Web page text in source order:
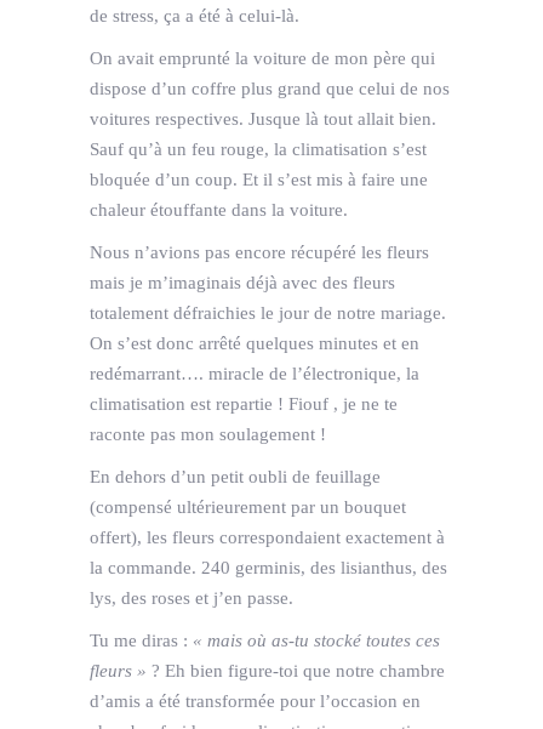
de stress, ça a été à celui-là.
On avait emprunté la voiture de mon père qui
dispose d’un coffre plus grand que celui de nos
voitures respectives. Jusque là tout allait bien.
Sauf qu’à un feu rouge, la climatisation s’est
bloquée d’un coup. Et il s’est mis à faire une
chaleur étouffante dans la voiture.
Nous n’avions pas encore récupéré les fleurs
mais je m’imaginais déjà avec des fleurs
totalement défraichies le jour de notre mariage.
On s’est donc arrêté quelques minutes et en
redémarrant…. miracle de l’électronique, la
climatisation est repartie ! Fiouf , je ne te
raconte pas mon soulagement !
En dehors d’un petit oubli de feuillage
(compensé ultérieurement par un bouquet
offert), les fleurs correspondaient exactement à
la commande. 240 germinis, des lisianthus, des
lys, des roses et j’en passe.
Tu me diras : « mais où as-tu stocké toutes ces
fleurs » ? Eh bien figure-toi que notre chambre
d’amis a été transformée pour l’occasion en